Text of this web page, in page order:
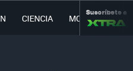
CIENCIA MOVILIDAD
Suscríbete a